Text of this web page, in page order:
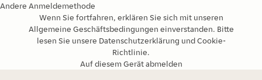
Andere Anmeldemethode
Wenn Sie fortfahren, erklären Sie sich mit unseren
Allgemeine Geschäftsbedingungen einverstanden. Bitte
lesen Sie unsere Datenschutzerklärung undCookie-
Richtlinie.
Auf diesem Gerät abmelden